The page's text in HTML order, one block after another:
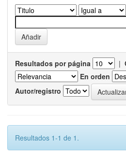
Resultados por página |
En orden
Autor/registro
Resultados 1-1 de 1.